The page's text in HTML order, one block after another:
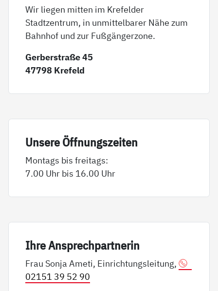
Wir liegen mitten im Krefelder
Stadtzentrum, in unmittelbarer Nähe zum
Bahnhof und zur Fußgängerzone.
Gerberstraße 45
47798 Krefeld
Un­se­re Öff­nungs­zei­ten
Montags bis freitags:
7.00 Uhr bis 16.00 Uhr
Ih­re An­sp­rech­part­ne­rin
Frau Sonja Ameti, Einrichtungsleitung,
02151 39 52 90